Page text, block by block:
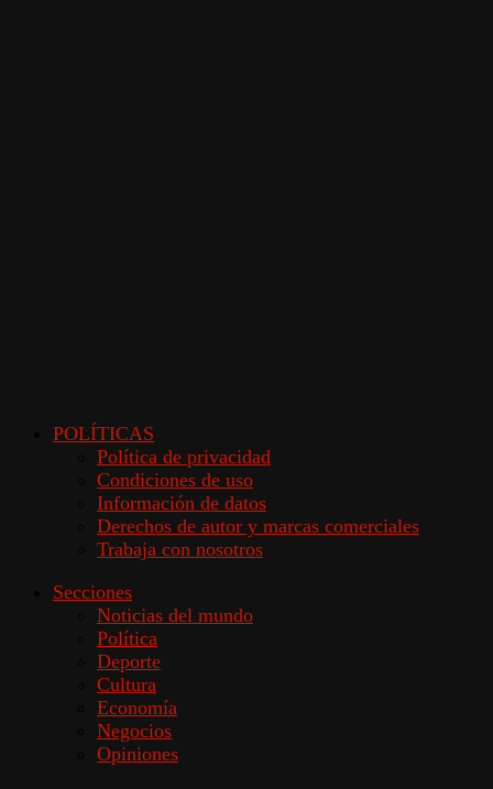
POLÍTICAS
Política de privacidad
Condiciones de uso
Información de datos
Derechos de autor y marcas comerciales
Trabaja con nosotros
Secciones
Noticias del mundo
Política
Deporte
Cultura
Economía
Negocios
Opiniones